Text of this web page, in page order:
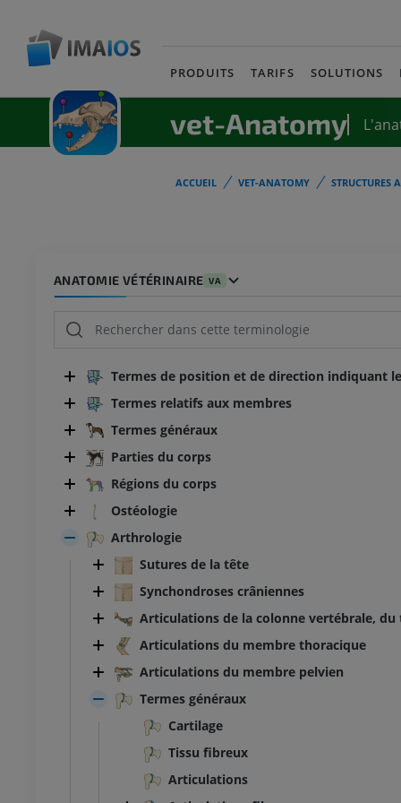
PRODUITS TARIFS SOLUTIONS
vet-Anatomy
ACCUEIL VET-ANATOMY STRUCTURES
ANATOMIE VÉTÉRINAIRE VA
Termes de position et de direction indiquant
Termes relatifs aux membres
Termes généraux
Parties du corps
Régions du corps
Ostéologie
Arthrologie
Sutures de la tête
Synchondroses crâniennes
Articulations de la colonne vertébrale,
Articulations du membre thoracique
Articulations du membre pelvien
Termes généraux
Cartilage
Tissu fibreux
Articulations